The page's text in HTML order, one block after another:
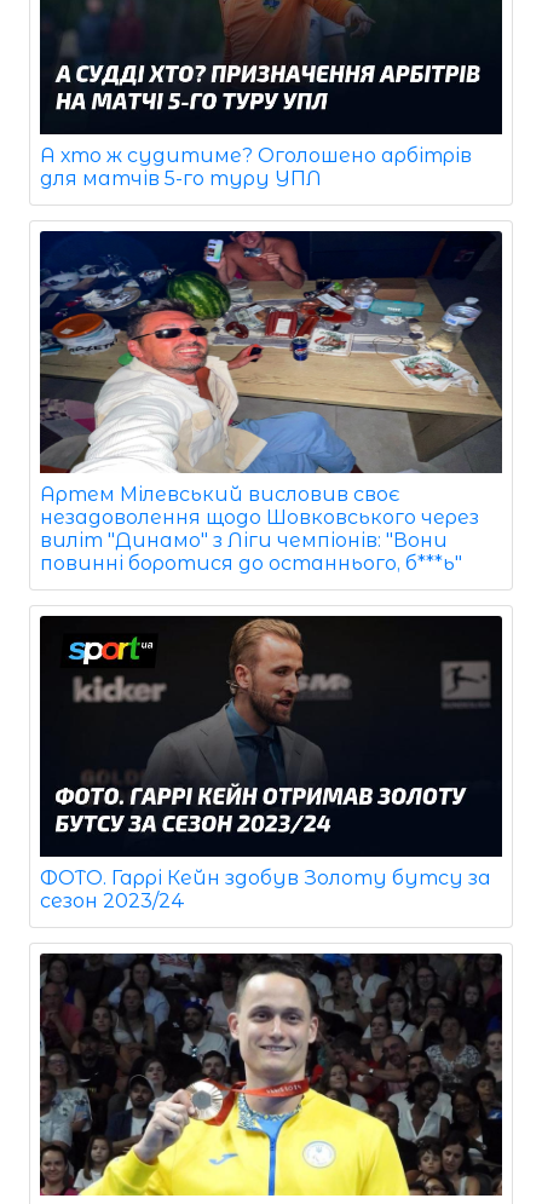
А хто ж судитиме? Оголошено арбітрів
для матчів 5-го туру УПЛ
Артем Мілевський висловив своє
незадоволення щодо Шовковського через
виліт "Динамо" з Ліги чемпіонів: "Вони
повинні боротися до останнього, б***ь"
ФОТО. Гаррі Кейн здобув Золоту бутсу за
сезон 2023/24